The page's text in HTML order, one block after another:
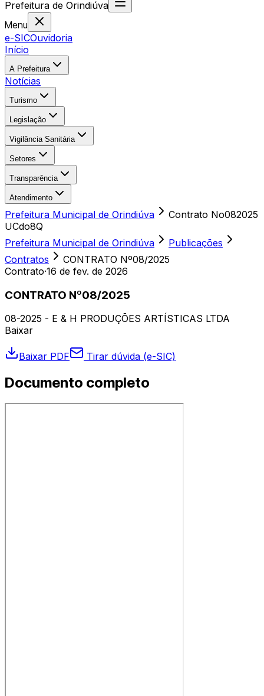
Prefeitura de Orindiúva
Menu
e-SICOuvidoria
Início
A Prefeitura
Notícias
Turismo
Legislação
Vigilância Sanitária
Setores
Transparência
Atendimento
Prefeitura Municipal de Orindiúva
Contrato No082025
UCdo8Q
Prefeitura Municipal de Orindiúva
Publicações
Contratos
CONTRATO Nº08/2025
Contrato·16 de fev. de 2026
CONTRATO Nº08/2025
08-2025 - E & H PRODUÇÕES ARTÍSTICAS LTDA
Baixar
Baixar PDF Tirar dúvida (e-SIC)
Documento completo